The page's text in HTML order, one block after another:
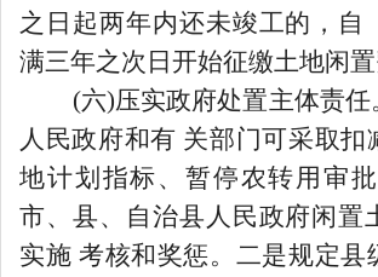
之日起两年内还未竣工的，自
满三年之次日开始征缴土地闲置
(六)压实政府处置主体责
人民政府和有 关部门可采取扣
地计划指标、暂停农转用审
市、县、自治县人民政府闲置
实施 考核和奖惩。二是规定县